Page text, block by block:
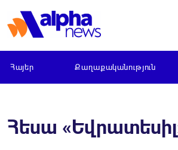
Հայեր Քաղաքականություն
Հեսա